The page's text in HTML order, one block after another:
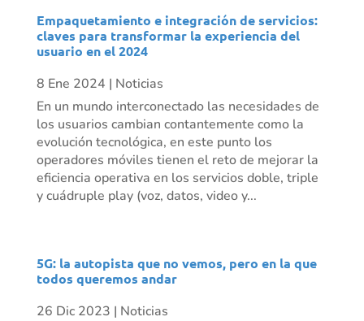
Empaquetamiento e integración de servicios:
claves para transformar la experiencia del
usuario en el 2024
8 Ene 2024 | Noticias
En un mundo interconectado las necesidades de
los usuarios cambian contantemente como la
evolución tecnológica, en este punto los
operadores móviles tienen el reto de mejorar la
eficiencia operativa en los servicios doble, triple
y cuádruple play (voz, datos, video y...
5G: la autopista que no vemos, pero en la que
todos queremos andar
26 Dic 2023 | Noticias